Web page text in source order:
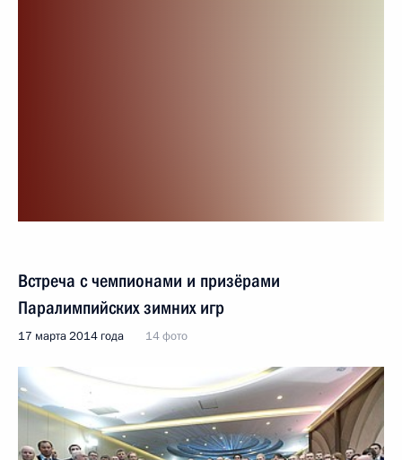
Встреча с чемпионами и призёрами
Паралимпийских зимних игр
17 марта 2014 года 14 фото